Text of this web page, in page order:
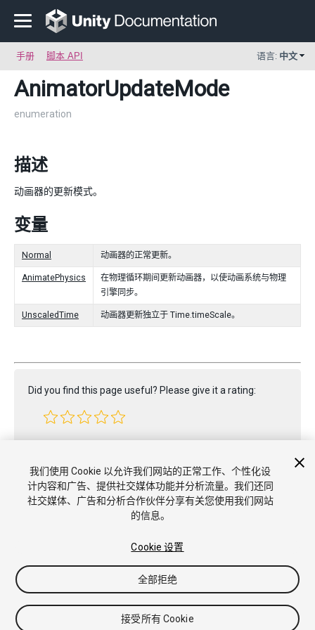
手册 脚本 API 语言: 中文
AnimatorUpdateMode
enumeration
描述
动画器的更新模式。
变量
Normal 动画器的正常更新。
AnimatePhysics
在物理循环期间更新动画器，以使动画系统与物理
引擎同步。
UnscaledTime 动画器更新独立于 Time.timeScale。
Did you find this page useful? Please give it a rating:
版权所有 © 2020 Unity Technologies. Publication 2020.2
教程
社区答案 知识库 论坛 Asset Store
商标和使用条款
法律条款
Cookie
不要出售或分享我的个人信息
我们使用 Cookie 以允许我们网站的正常工作、个性化设
计内容和广告、提供社交媒体功能并分析流量。我们还同
社交媒体、广告和分析合作伙伴分享有关您使用我们网站
的信息。
Cookie 设置
全部拒绝
接受所有 Cookie